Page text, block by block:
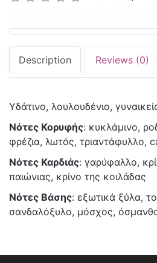
Description Reviews (0)
Υδάτινο, λουλουδένιο,
Νότες Κορυφής: κυκλάμινο,
φρέζια, λωτός, τριαντάφυλλο,
Νότες Καρδιάς: γαρύφαλλο,
παιώνιας, κρίνο της κοιλάδας
Νότες Βάσης: εξωτικά ξύλα,
σανδαλόξυλο, μόσχος,